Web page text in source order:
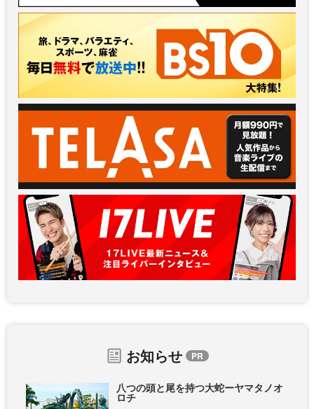
お知らせ
八つの頭と尾を持つ大蛇ーヤマタノオ
ロチ